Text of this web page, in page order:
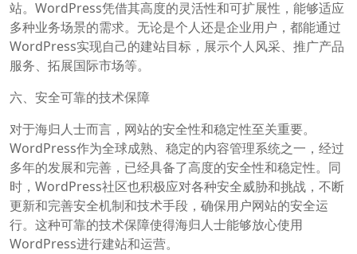
站。WordPress凭借其高度的灵活性和可扩展性，能够适应
多种业务场景的需求。无论是个人还是企业用户，都能通过
WordPress实现自己的建站目标，展示个人风采、推广产品
服务、拓展国际市场等。
六、安全可靠的技术保障
对于海归人士而言，网站的安全性和稳定性至关重要。
WordPress作为全球成熟、稳定的内容管理系统之一，经过
多年的发展和完善，已经具备了高度的安全性和稳定性。同
时，WordPress社区也积极应对各种安全威胁和挑战，不断
更新和完善安全机制和技术手段，确保用户网站的安全运
行。这种可靠的技术保障使得海归人士能够放心使用
WordPress进行建站和运营。